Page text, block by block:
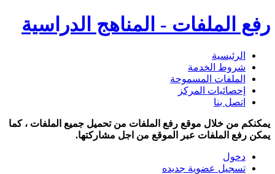
رفع الملفات - المناهج الدراسية
الرئيسية
شروط الخدمة
الملفات المسموحة
إحصائيات المركز
اتصل بنا
يمكنكم من خلال موقع رفع الملفات من تحميل جميع الملفات ، كما
يمكن رفع الملفات عبر الموقع من اجل مشاركتها.
دخول
تسجيل عضوية جديده